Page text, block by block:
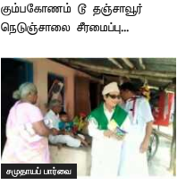
கும்பகோணம் டூ தஞ்சாவூர்
நெடுஞ்சாலை சீரமைப்பு...
சமுதாயப் பார்வை